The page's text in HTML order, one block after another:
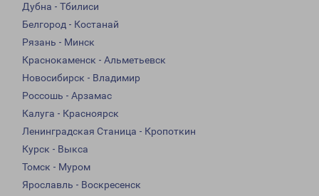
Дубна - Тбилиси
Белгород - Костанай
Рязань - Минск
Краснокаменск - Альметьевск
Новосибирск - Владимир
Россошь - Арзамас
Калуга - Красноярск
Ленинградская Станица - Кропоткин
Курск - Выкса
Томск - Муром
Ярославль - Воскресенск